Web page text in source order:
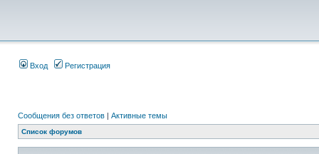
Вход Регистрация
Сообщения без ответов | Активные темы
Список форумов